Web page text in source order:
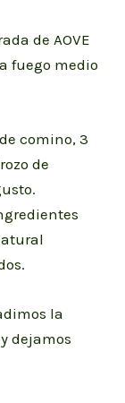
de AOVE
fuego medio
comino, 3
de
la
dejamos